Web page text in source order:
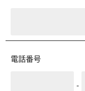
電話番号
-